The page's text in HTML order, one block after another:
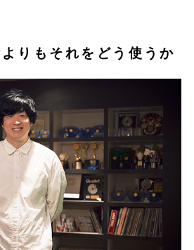
りもそれをどう使うか